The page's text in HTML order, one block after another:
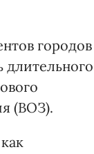
городов
длительного
(ВОЗ).